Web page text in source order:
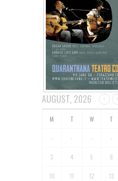
AUGUST, 2026
- - - -
3 4 5 6
10 11 12 13